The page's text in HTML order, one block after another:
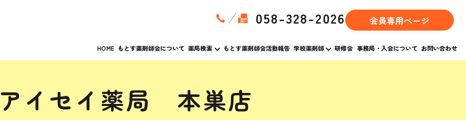
HOME もとす薬剤師会について 薬局検索 もとす薬剤師会活動報告 学校薬剤師 研修会 事務局・入会について お問い合わせ
058-328-2026 会員専用ページ
アイセイ薬局 本巣店